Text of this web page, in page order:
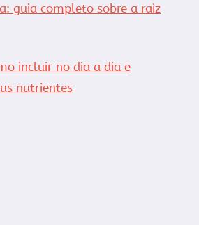
guia completo sobre a raiz
incluir no dia a dia e
nutrientes